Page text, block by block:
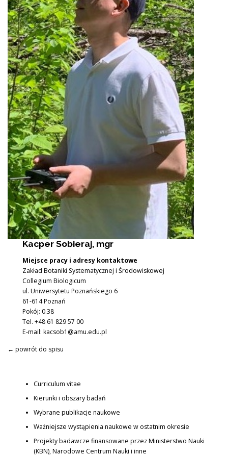
DYDAKTYKA
BADANIA NAUKOWE
NASZE WYDAWNICTWA
Kacper Sobieraj, mgr
Miejsce pracy i adresy kontaktowe
Zakład Botaniki Systematycznej i Środowiskowej
Collegium Biologicum
ul. Uniwersytetu Poznańskiego 6
61-614 Poznań
Pokój: 0.38
Tel. +48 61 829 57 00
E-mail:kacsob1@amu.edu.pl
← powrót do spisu
Curriculum vitae
Kierunki i obszary badań
Wybrane publikacje naukowe
Ważniejsze wystąpienia naukowe w ostatnim okresie
Projekty badawcze finansowane przez Ministerstwo Nauki
(KBN), Narodowe Centrum Nauki i inne